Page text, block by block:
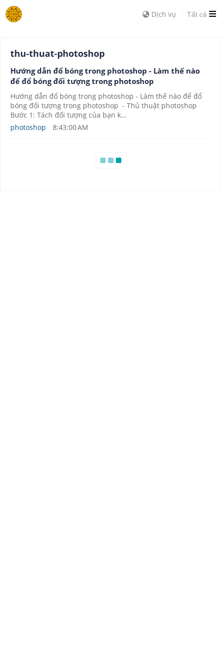
Dịch vụ Tất cả
thu-thuat-photoshop
Hướng dẫn đổ bóng trong photoshop - Làm thế nào
để đổ bóng đối tượng trong photoshop
Hướng dẫn đổ bóng trong photoshop - Làm thế nào để đổ
bóng đối tượng trong photoshop - Thủ thuật photoshop
Bước 1: Tách đối tượng của bạn k...
photoshop
8:43:00 AM